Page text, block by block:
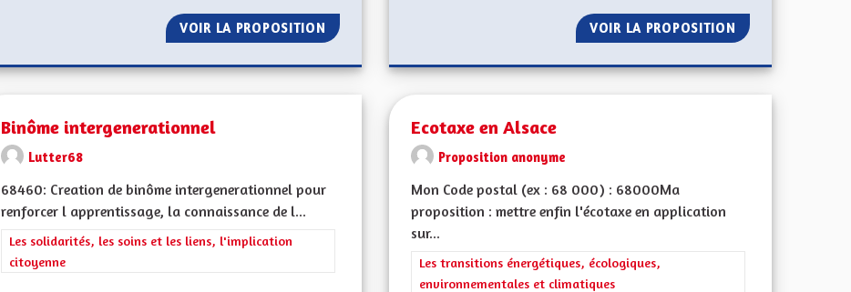
VOIR LA PROPOSITION DES MOYENS POUR LA PROTECTION DES ENFANTSVOIR LA PROPOSITION FOUR SOLAIRE
Binôme intergenerationnel
Lutter68
68460: Creation de binôme intergenerationnel pour
renforcer l apprentissage, la connaissance de l...
Filtrer les résultats de la catégorie : Les solidarités, les soins et les liens, l'implication citoyenne
Les solidarités, les soins et les liens, l'implication
citoyenne
Ecotaxe en Alsace
Proposition anonyme
Mon Code postal (ex : 68 000) : 68000Ma
proposition : mettre enfin l'écotaxe en application
sur...
Filtrer les résultats de la catégorie : Les transitions énergétiques,
Les transitions énergétiques, écologiques,
environnementales et climatiques